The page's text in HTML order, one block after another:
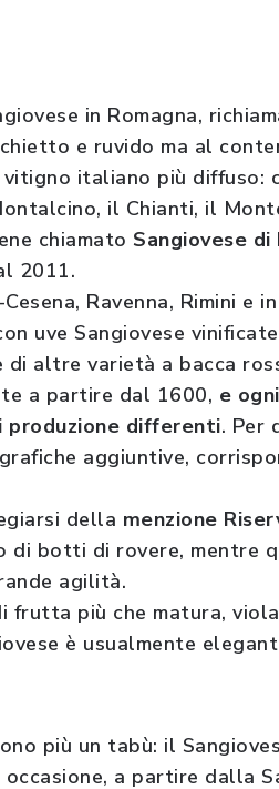
in Romagna,
e ruvido ma al
italiano più diffuso:
il Chianti, il
chiamato Sangiovese di
2011.
Ravenna, Rimini e
uve Sangiovese
altre varietà a bacca
a partire dal 1600, e
produzione differenti. Per
aggiuntive,
della menzione
di botti di rovere, mentre
agilità.
più che matura,
è usualmente
più un tabù: il
a partire dalla